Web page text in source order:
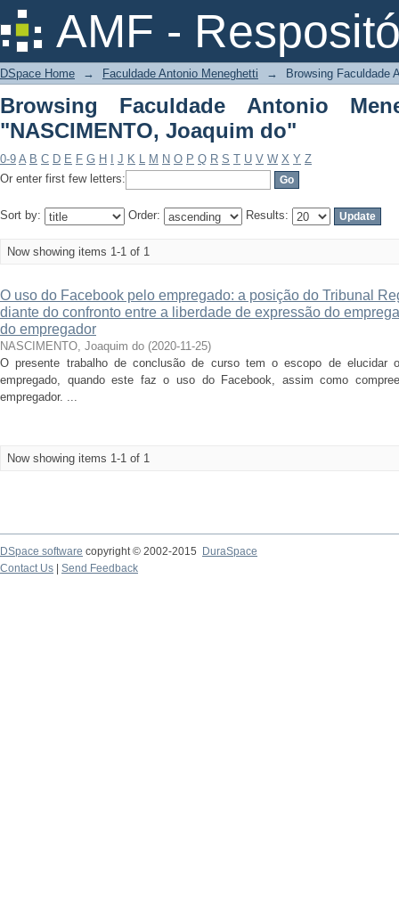
AMF -
Browsing Faculdade Antonio
DSpace Home → Faculdade Antonio Meneghetti → Browsing Faculdade
Browsing Faculdade Antonio
"NASCIMENTO, Joaquim do"
0-9 A B C D E F G H J K L M N O P Q R S T U V W X Y Z
Or enter first few letters:
Sort by: Order: Results:
Now showing items 1-1 of 1
O uso do Facebook pelo empregado: a posição do Tribunal
diante do confronto entre a liberdade de expressão do
do empregador
NASCIMENTO, Joaquim do (2020-11-25)
O presente trabalho de conclusão de curso tem o escopo de elucidar
empregado, quando este faz o uso do Facebook, assim como
empregador. ...
Now showing items 1-1 of 1
DSpace software copyright © 2002-2015
DuraSpace
Contact Us
Send Feedback